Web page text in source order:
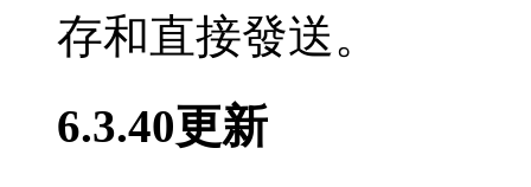
存和直接發送。
6.3.40更新